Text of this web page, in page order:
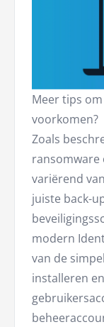
Meer tips
voorkomen?
Zoals
ransomware
variërend
juiste back-
modern
van de
installeren